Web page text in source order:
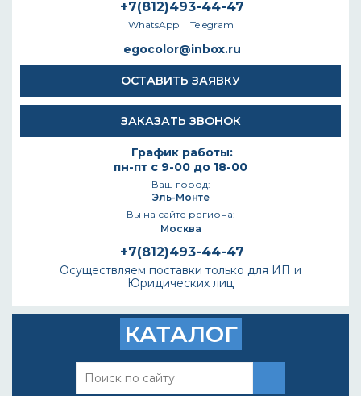
+7(812)493-44-47
WhatsApp Telegram
egocolor@inbox.ru
ОСТАВИТЬ ЗАЯВКУ
ЗАКАЗАТЬ ЗВОНОК
График работы:
пн-пт с 9-00 до 18-00
Ваш город:
Эль-Монте
Вы на сайте региона:
Москва
+7(812)493-44-47
Осуществляем поставки только для ИП и
Юридических лиц
КАТАЛОГ